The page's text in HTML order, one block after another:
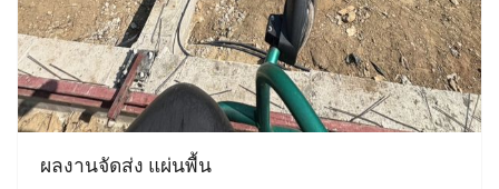
ผลงานจัดส่ง แผ่นพื้น